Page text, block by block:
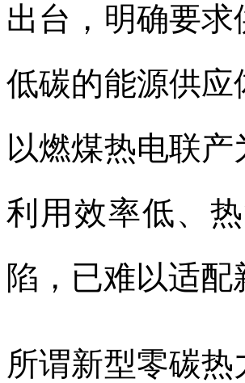
出台，明确要
低碳的能源供
以燃煤热电联
利用效率低、
陷，已难以适
所谓新型零碳